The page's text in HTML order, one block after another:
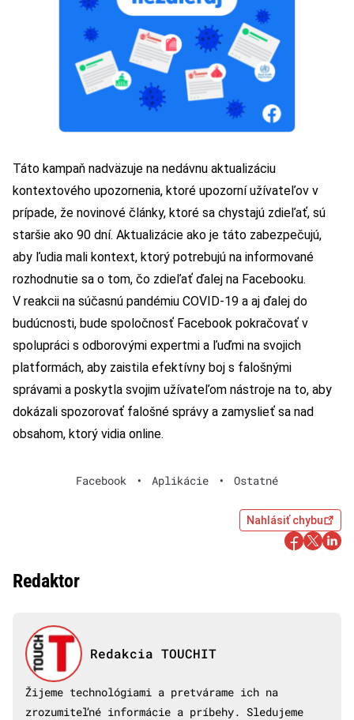
Táto kampaň nadväzuje na nedávnu aktualizáciu
kontextového upozornenia, ktoré upozorní užívateľov v
prípade, že novinové články, ktoré sa chystajú zdieľať, sú
staršie ako 90 dní. Aktualizácie ako je táto zabezpečujú,
aby ľudia mali kontext, ktorý potrebujú na informované
rozhodnutie sa o tom, čo zdieľať ďalej na Facebooku.
V reakcii na súčasnú pandémiu COVID-19 a aj ďalej do
budúcnosti, bude spoločnosť Facebook pokračovať v
spolupráci s odborovými expertmi a ľuďmi na svojich
platformách, aby zaistila efektívny boj s falošnými
správami a poskytla svojim užívateľom nástroje na to, aby
dokázali spozorovať falošné správy a zamyslieť sa nad
obsahom, ktorý vidia online.
Facebook • Aplikácie • Ostatné
Nahlásiť chybu
Redaktor
Redakcia TOUCHIT
Žijeme technológiami a pretvárame ich na
zrozumiteľné informácie a príbehy. Sledujeme